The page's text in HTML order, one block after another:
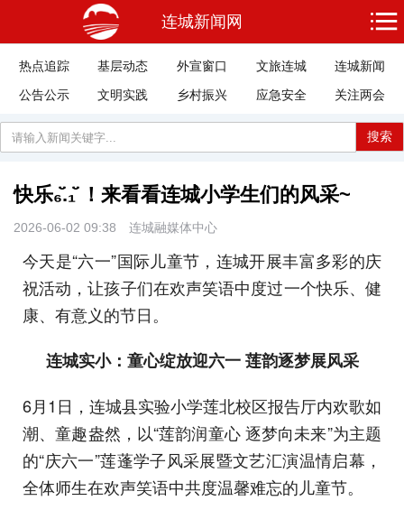
连城新闻网
热点追踪 基层动态 外宣窗口 文旅连城
连城新闻
公告公示
文明实践 乡村振兴 应急安全 关注两会
搜索
快乐₆̆̈.₁̆̈ ！来看看连城小学生们的风采~
2026-06-02 09:38 连城融媒体中心
今天是“六一”国际儿童节，连城开展丰富多彩的庆
祝活动，让孩子们在欢声笑语中度过一个快乐、健
康、有意义的节日。
连城实小：童心绽放迎六一 莲韵逐梦展风采
6月1日，连城县实验小学莲北校区报告厅内欢歌如
潮、童趣盎然，以“莲韵润童心 逐梦向未来”为主题
的“庆六一”莲蓬学子风采展暨文艺汇演温情启幕，
全体师生在欢声笑语中共度温馨难忘的儿童节。